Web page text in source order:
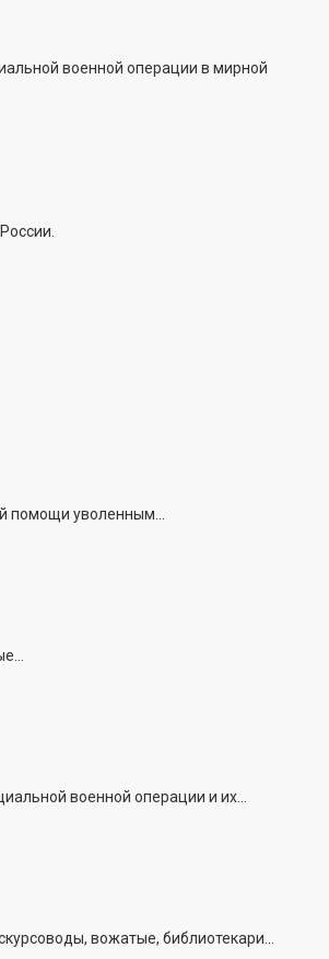
военной операции в мирной
помощи уволенным...
военной операции и их...
вожатые, библиотекари...